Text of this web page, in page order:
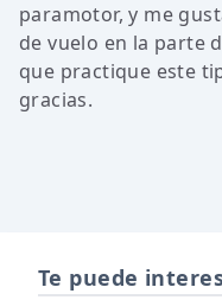
paramotor, y me
de vuelo en la parte
que practique este
gracias.
Te puede